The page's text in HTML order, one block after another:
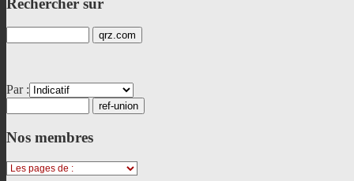
Par :
Nos membres